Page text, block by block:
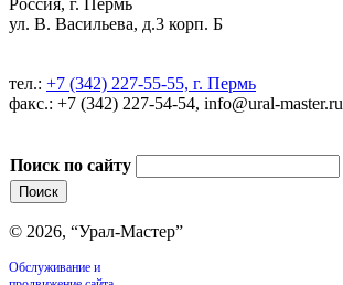
ул. В. Васильева, д.3 корп. Б
тел.: +7 (342) 227-55-55, г. Пермь
факс.: +7 (342) 227-54-54, info@ural-master.ru
Поиск по сайту
© 2026, “Урал-Мастер”
Обслуживание и